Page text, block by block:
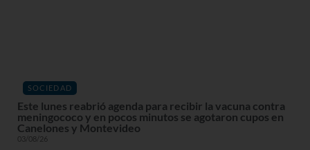
SOCIEDAD
Este lunes reabrió agenda para recibir la vacuna contra
meningococo y en pocos minutos se agotaron cupos en
Canelones y Montevideo
03/08/26